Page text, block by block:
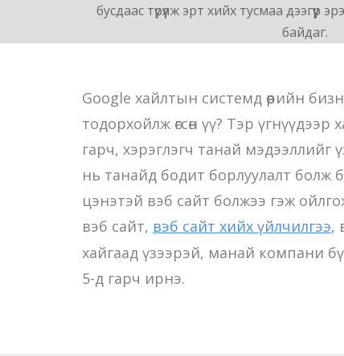
бусдаас түрүүлж эрт хийх тусмаа
байдаг.
Google хайлтын системд өөрийн
тодорхойлж өгсөн үү? Тэр
гарч, хэрэглэгч танай мэдээллийг
нь танайд бодит борлуулалт болж
цэнэтэй вэб сайт болжээ гэж
вэб сайт, вэб сайт хийх үйлчилгээ,
хайгаад үзээрэй, манай компани
5-д гарч ирнэ.